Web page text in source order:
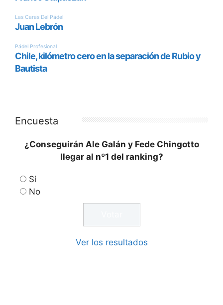
Encuesta
¿Conseguirán Ale Galán y Fede Chingotto
llegar al nº1 del ranking?
Si
No
Ver los resultados